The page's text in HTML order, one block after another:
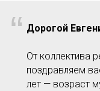
“ Дорогой
От коллектива
поздравляем
лет — возраст